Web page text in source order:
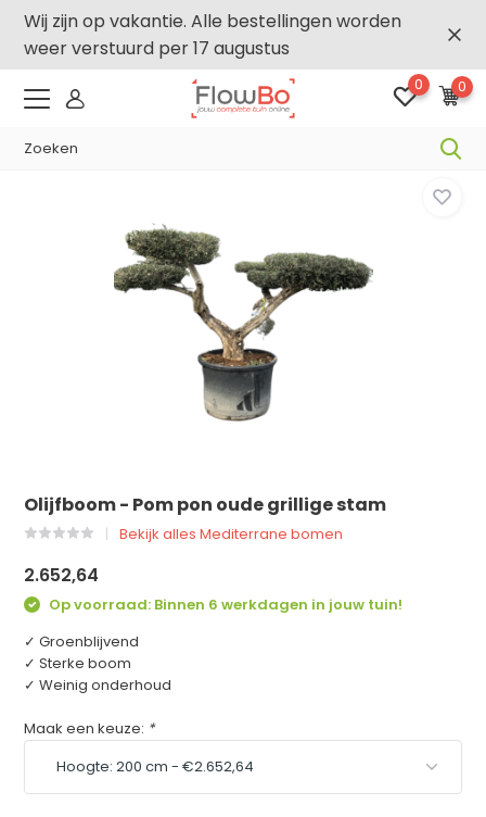
Wij zijn op vakantie. Alle bestellingen worden
weer verstuurd per 17 augustus
0 0
Olijfboom - Pom pon oude grillige stam
Bekijk alles Mediterrane bomen
2.652,64
Op voorraad: Binnen 6 werkdagen in jouw tuin!
✓ Groenblijvend
✓ Sterke boom
✓ Weinig onderhoud
Maak een keuze: *